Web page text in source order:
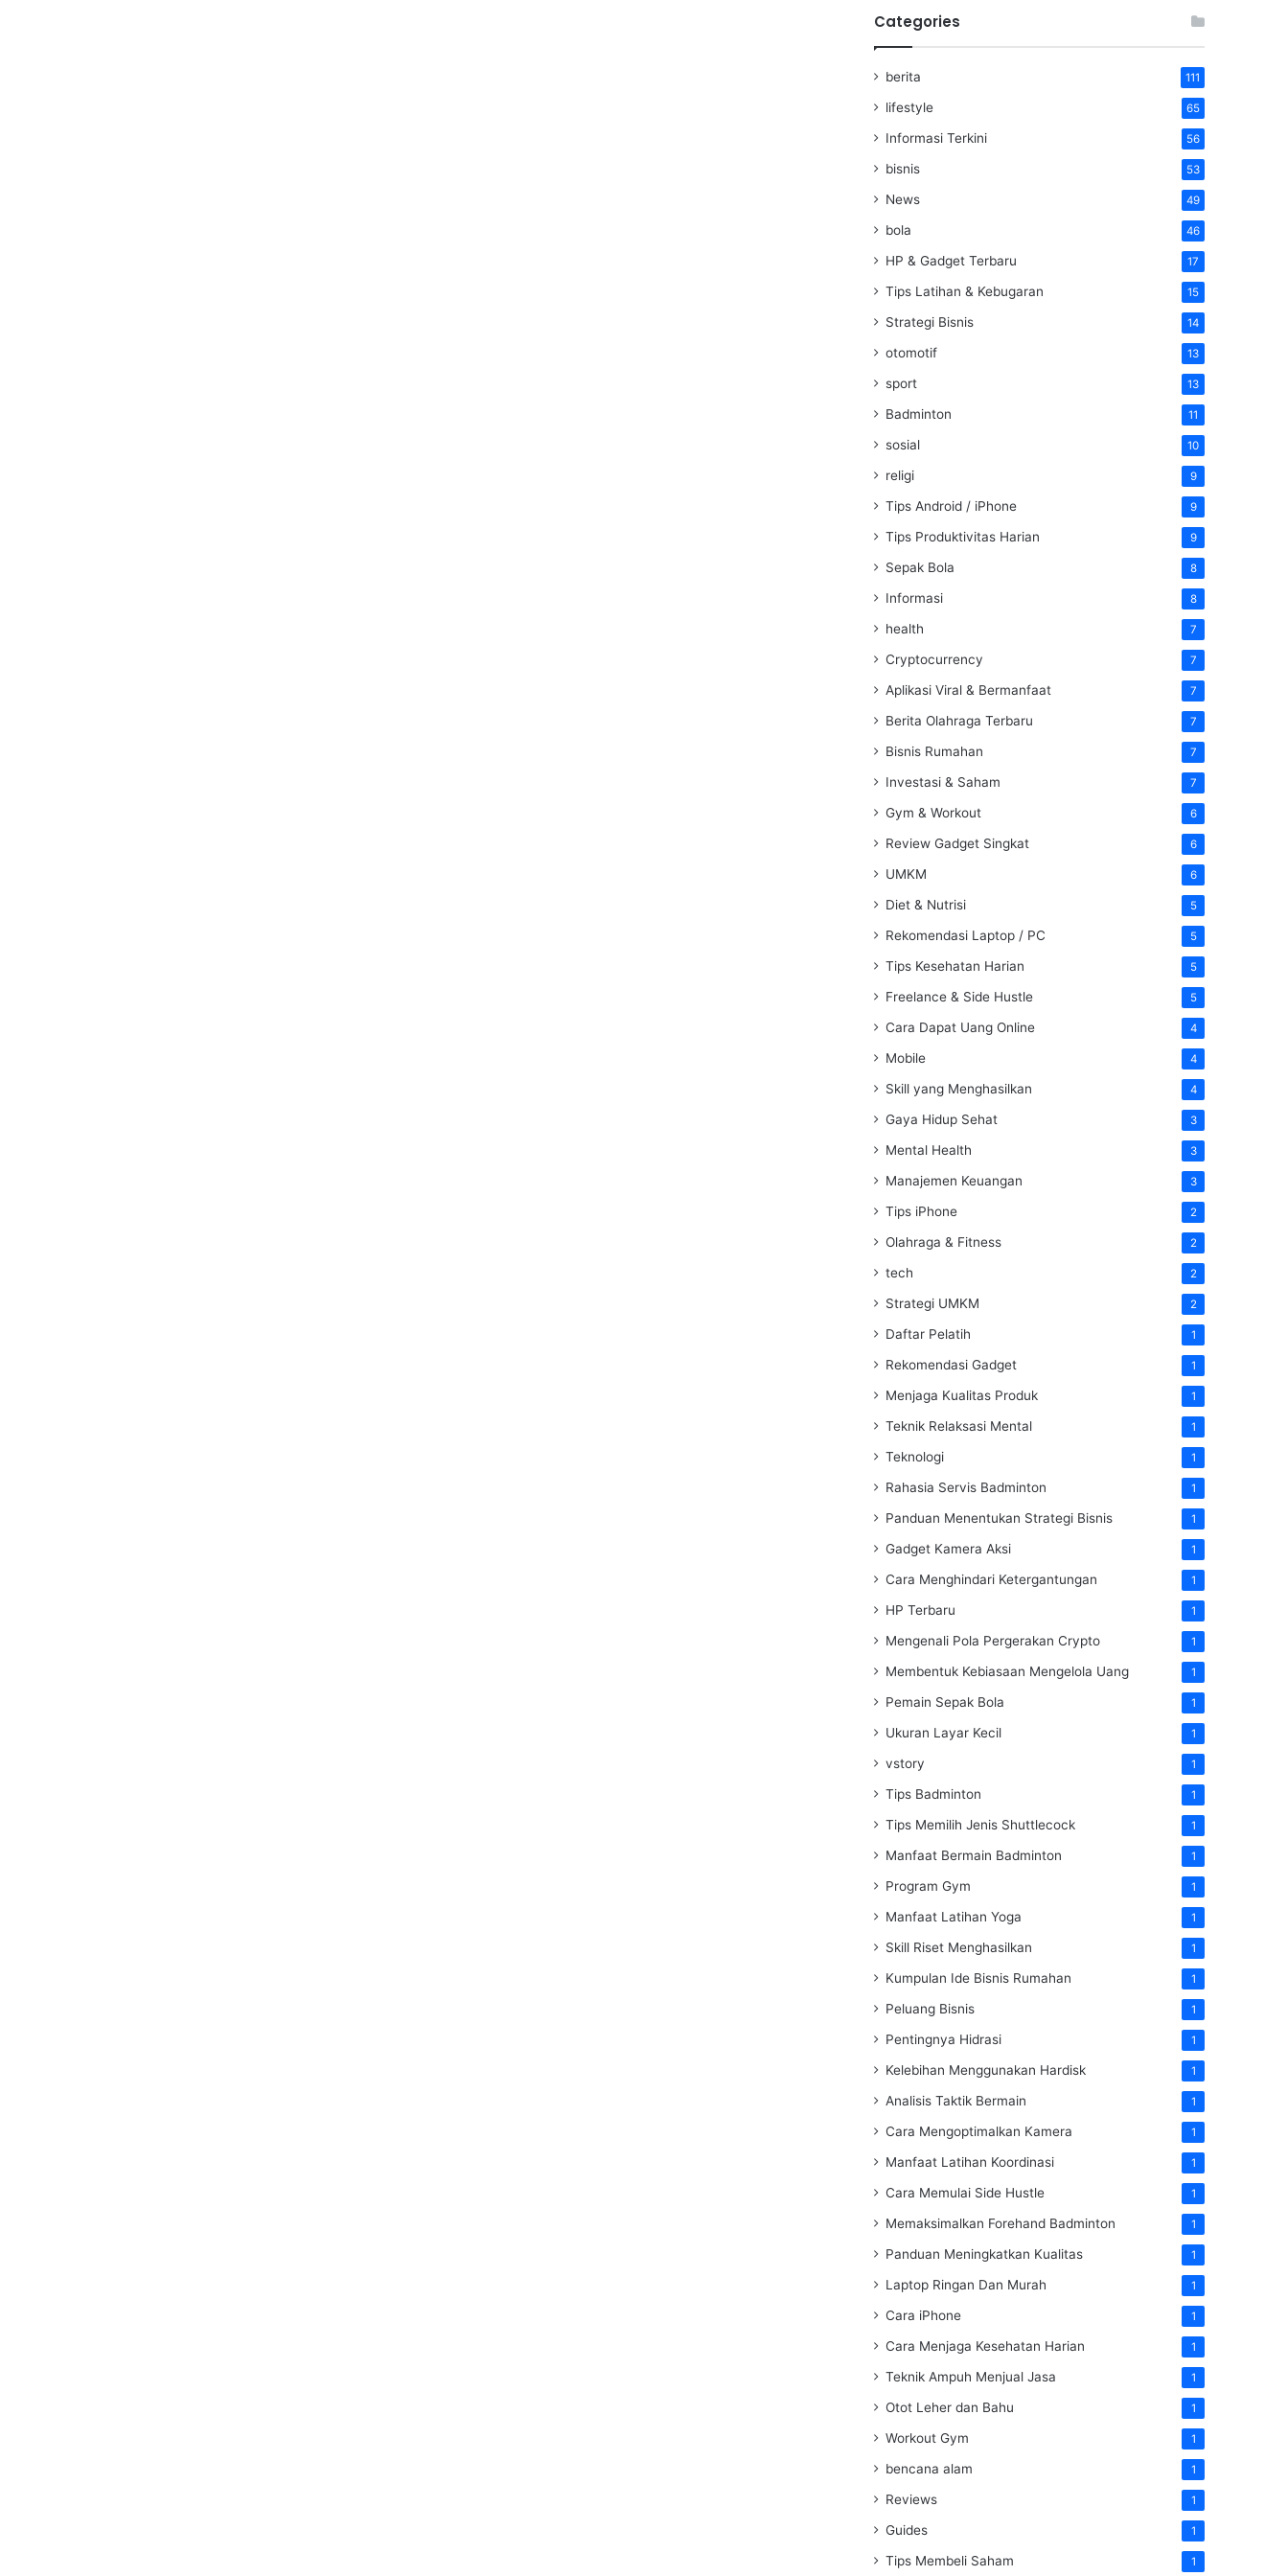
Categories
berita 111
lifestyle 65
Informasi Terkini 56
bisnis 53
News 49
bola 46
HP & Gadget Terbaru 17
Tips Latihan & Kebugaran 15
Strategi Bisnis 14
otomotif 13
sport 13
Badminton 11
sosial 10
religi 9
Tips Android / iPhone 9
Tips Produktivitas Harian 9
Sepak Bola 8
Informasi 8
health 7
Cryptocurrency 7
Aplikasi Viral & Bermanfaat 7
Berita Olahraga Terbaru 7
Bisnis Rumahan 7
Investasi & Saham 7
Gym & Workout 6
Review Gadget Singkat 6
UMKM 6
Diet & Nutrisi 5
Rekomendasi Laptop / PC 5
Tips Kesehatan Harian 5
Freelance & Side Hustle 5
Cara Dapat Uang Online 4
Mobile 4
Skill yang Menghasilkan 4
Gaya Hidup Sehat 3
Mental Health 3
Manajemen Keuangan 3
Tips iPhone 2
Olahraga & Fitness 2
tech 2
Strategi UMKM 2
Daftar Pelatih 1
Rekomendasi Gadget 1
Menjaga Kualitas Produk 1
Teknik Relaksasi Mental 1
Teknologi 1
Rahasia Servis Badminton 1
Panduan Menentukan Strategi Bisnis 1
Gadget Kamera Aksi 1
Cara Menghindari Ketergantungan 1
HP Terbaru 1
Mengenali Pola Pergerakan Crypto 1
Membentuk Kebiasaan Mengelola Uang 1
Pemain Sepak Bola 1
Ukuran Layar Kecil 1
vstory 1
Tips Badminton 1
Tips Memilih Jenis Shuttlecock 1
Manfaat Bermain Badminton 1
Program Gym 1
Manfaat Latihan Yoga 1
Skill Riset Menghasilkan 1
Kumpulan Ide Bisnis Rumahan 1
Peluang Bisnis 1
Pentingnya Hidrasi 1
Kelebihan Menggunakan Hardisk 1
Analisis Taktik Bermain 1
Cara Mengoptimalkan Kamera 1
Manfaat Latihan Koordinasi 1
Cara Memulai Side Hustle 1
Memaksimalkan Forehand Badminton 1
Panduan Meningkatkan Kualitas 1
Laptop Ringan Dan Murah 1
Cara iPhone 1
Cara Menjaga Kesehatan Harian 1
Teknik Ampuh Menjual Jasa 1
Otot Leher dan Bahu 1
Workout Gym 1
bencana alam 1
Reviews 1
Guides 1
Tips Membeli Saham 1